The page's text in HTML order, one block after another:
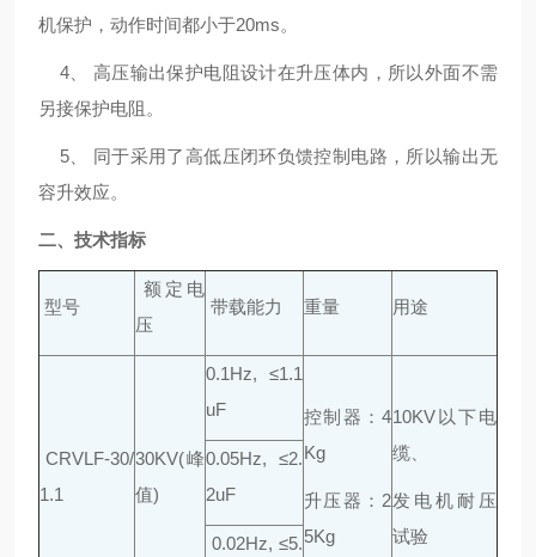
机保护，动作时间都小于20ms。
4、 高压输出保护电阻设计在升压体内，所以外面不需
另接保护电阻。
5、 同于采用了高低压闭环负馈控制电路，所以输出无
容升效应。
二、技术指标
型号
额定电
压
带载能力 重量 用途
CRVLF-30/
1.1
30KV(峰
值)
0.1Hz, ≤1.1
uF
控制器：4
Kg
升压器：2
5Kg
10KV以下电
缆、
发电机耐压
试验
0.05Hz, ≤2.
2uF
0.02Hz, ≤5.